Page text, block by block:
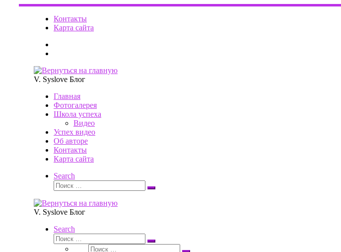
Перейти
содержимому
Контакты
Карта сайта
V. Syslove Блог
Главная
Фотогалерея
Школа успеха
Видео
Успех видео
Об авторе
Контакты
Карта сайта
Search
Поиск
Поиск
V. Syslove Блог
Search
Поиск
Поиск
Поиск